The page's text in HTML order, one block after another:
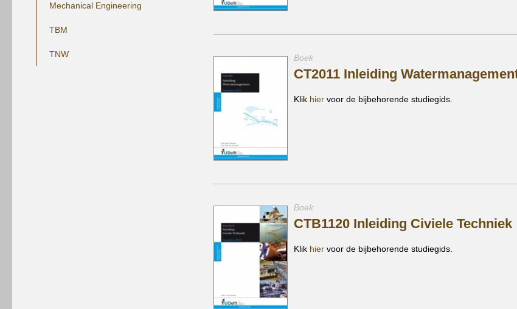
Mechanical Engineering
TBM
TNW Boek
CT2011 Inleiding
Klik hier voor de bijbehorende studiegids.
plaatsen
Boek
CTB1120 Inleiding Civiele Techniek
Klik hier voor de bijbehorende studiegids.